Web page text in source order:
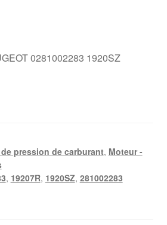
0281002283 1920SZ
pression de carburant, Moteur -
, 19207R, 1920SZ, 281002283